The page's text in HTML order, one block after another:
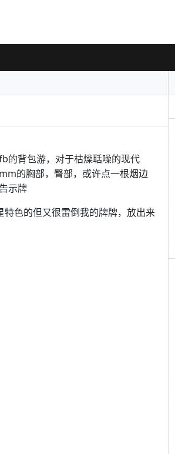
的背包游，对于枯燥聒噪的现代
的胸部，臀部，或许点一根烟边
示牌
色的但又很雷倒我的牌牌，放出来